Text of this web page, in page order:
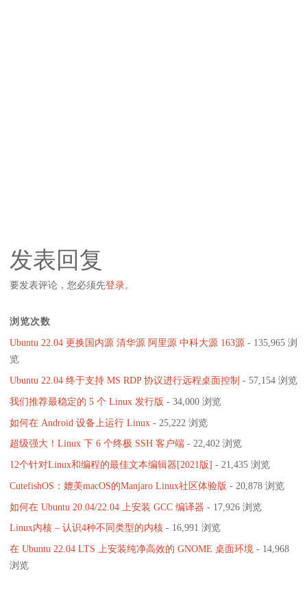
发表回复
要发表评论，您必须先登录。
浏览次数
Ubuntu 22.04 更换国内源 清华源 阿里源 中科大源 163源- 135,965 浏
览
Ubuntu 22.04 终于支持 MS RDP 协议进行远程桌面控制 - 57,154 浏览
我们推荐最稳定的 5 个 Linux 发行版 - 34,000 浏览
如何在 Android 设备上运行 Linux- 25,222 浏览
超级强大！Linux 下 6 个终极 SSH 客户端- 22,402 浏览
12个针对Linux和编程的最佳文本编辑器[2021版] - 21,435 浏览
CutefishOS：媲美macOS的Manjaro Linux社区体验版 - 20,878 浏览
如何在 Ubuntu 20.04/22.04 上安装 GCC 编译器 - 17,926 浏览
Linux内核 – 认识4种不同类型的内核- 16,991 浏览
在 Ubuntu 22.04 LTS 上安装纯净高效的 GNOME 桌面环境- 14,968
浏览